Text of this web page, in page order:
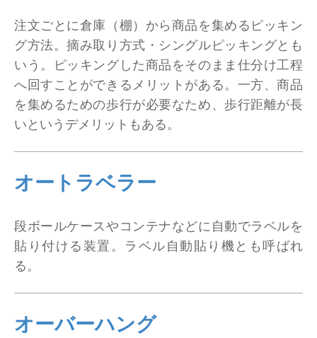
注文ごとに倉庫（棚）から商品を集めるピッキン
グ方法。摘み取り方式・シングルピッキングとも
いう。ピッキングした商品をそのまま仕分け工程
へ回すことができるメリットがある。一方、商品
を集めるための歩行が必要なため、歩行距離が長
いというデメリットもある。
オートラベラー
段ボールケースやコンテナなどに自動でラベルを
貼り付ける装置。ラベル自動貼り機とも呼ばれ
る。
オーバーハング